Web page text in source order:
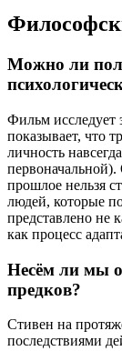
Можно ли
Фильм исследует
показывает, что
личность
прошлое нельзя
людей, которые
представлено не
как процесс
Несём ли мы
предков?
Стивен на
последствиями